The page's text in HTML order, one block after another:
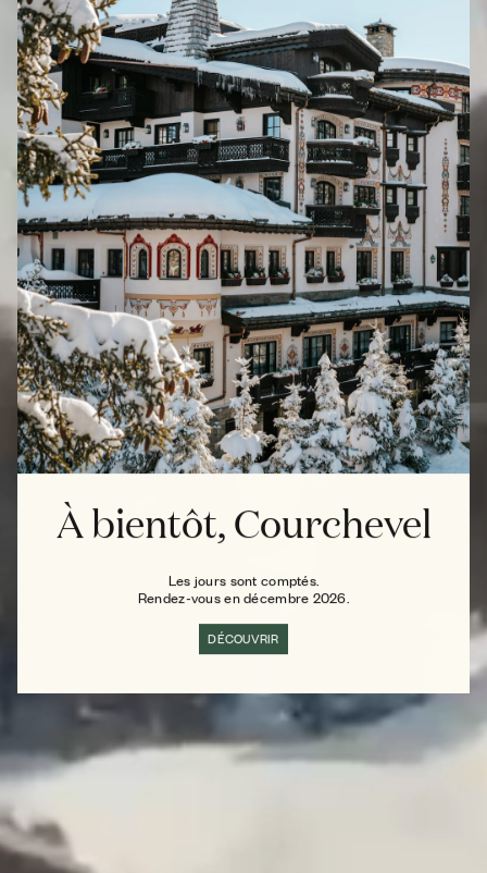
À bientôt, Courchevel
Les jours sont comptés.
Rendez-vous en décembre 2026.
DÉCOUVRIR